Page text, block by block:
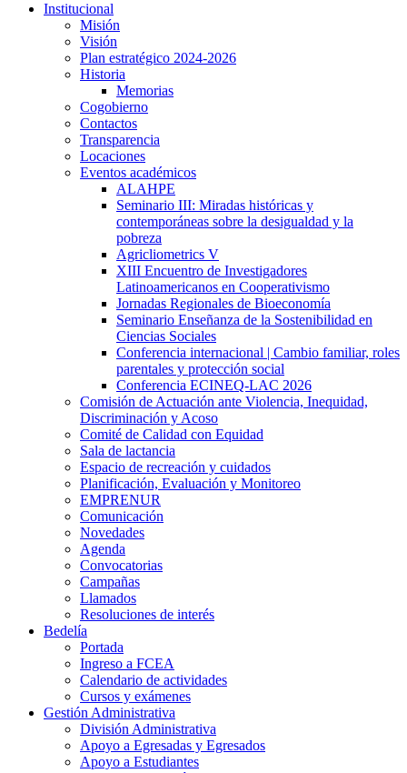
Institucional
Misión
Visión
Plan estratégico 2024-2026
Historia
Memorias
Cogobierno
Contactos
Transparencia
Locaciones
Eventos académicos
ALAHPE
Seminario III: Miradas históricas y
contemporáneas sobre la desigualdad y la
pobreza
Agricliometrics V
XIII Encuentro de Investigadores
Latinoamericanos en Cooperativismo
Jornadas Regionales de Bioeconomía
Seminario Enseñanza de la Sostenibilidad en
Ciencias Sociales
Conferencia internacional | Cambio familiar, roles
parentales y protección social
Conferencia ECINEQ-LAC 2026
Comisión de Actuación ante Violencia, Inequidad,
Discriminación y Acoso
Comité de Calidad con Equidad
Sala de lactancia
Espacio de recreación y cuidados
Planificación, Evaluación y Monitoreo
EMPRENUR
Comunicación
Novedades
Agenda
Convocatorias
Campañas
Llamados
Resoluciones de interés
Bedelía
Portada
Ingreso a FCEA
Calendario de actividades
Cursos y exámenes
Gestión Administrativa
División Administrativa
Apoyo a Egresadas y Egresados
Apoyo a Estudiantes